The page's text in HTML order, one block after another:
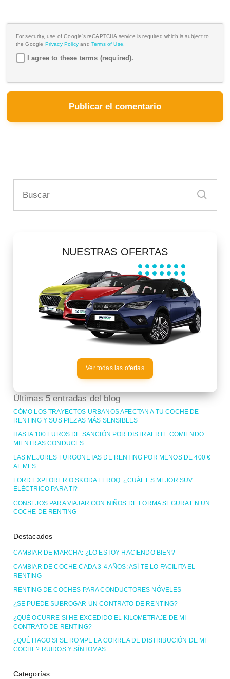
For security, use of Google's reCAPTCHA service is required which is subject to
the Google Privacy Policy and Terms of Use.
I agree to these terms (required).
NUESTRAS OFERTAS
Ver todas las ofertas
Últimas 5 entradas del blog
CÓMO LOS TRAYECTOS URBANOS AFECTAN A TU COCHE DE
RENTING Y SUS PIEZAS MÁS SENSIBLES
HASTA 100 EUROS DE SANCIÓN POR DISTRAERTE COMIENDO
MIENTRAS CONDUCES
LAS MEJORES FURGONETAS DE RENTING POR MENOS DE 400 €
AL MES
FORD EXPLORER O SKODA ELROQ: ¿CUÁL ES MEJOR SUV
ELÉCTRICO PARA TI?
CONSEJOS PARA VIAJAR CON NIÑOS DE FORMA SEGURA EN UN
COCHE DE RENTING
Destacados
CAMBIAR DE MARCHA: ¿LO ESTOY HACIENDO BIEN?
CAMBIAR DE COCHE CADA 3-4 AÑOS: ASÍ TE LO FACILITA EL
RENTING
RENTING DE COCHES PARA CONDUCTORES NÓVELES
¿SE PUEDE SUBROGAR UN CONTRATO DE RENTING?
¿QUÉ OCURRE SI HE EXCEDIDO EL KILOMETRAJE DE MI
CONTRATO DE RENTING?
¿QUÉ HAGO SI SE ROMPE LA CORREA DE DISTRIBUCIÓN DE MI
COCHE? RUIDOS Y SÍNTOMAS
Categorías